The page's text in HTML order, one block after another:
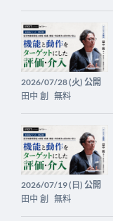
2026/07/28 (火) 公開
田中 創 無料
2026/07/19 (日) 公開
田中 創 無料